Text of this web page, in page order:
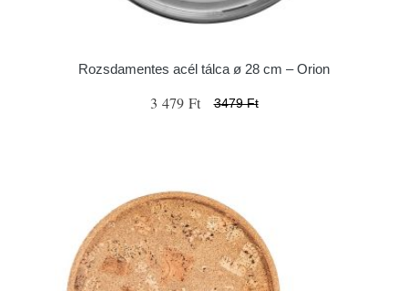
Rozsdamentes acél tálca ø 28 cm – Orion
3 479 Ft 3479 Ft